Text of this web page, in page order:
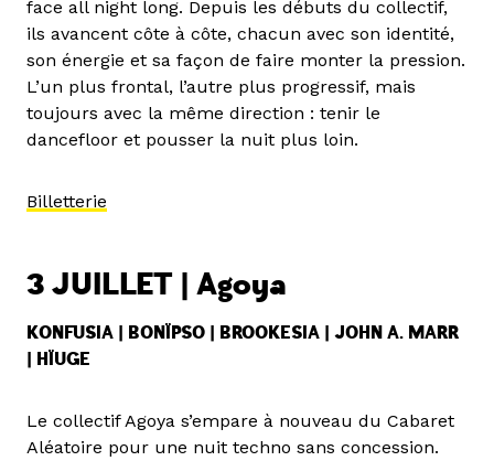
face all night long. Depuis les débuts du collectif,
ils avancent côte à côte, chacun avec son identité,
son énergie et sa façon de faire monter la pression.
L’un plus frontal, l’autre plus progressif, mais
toujours avec la même direction : tenir le
dancefloor et pousser la nuit plus loin.
Billetterie
3 JUILLET | Agoya
KONFUSIA | BONÏPSO | BROOKESIA | JOHN A. MARR
| HÏUGE
Le collectif Agoya s’empare à nouveau du Cabaret
Aléatoire pour une nuit techno sans concession.